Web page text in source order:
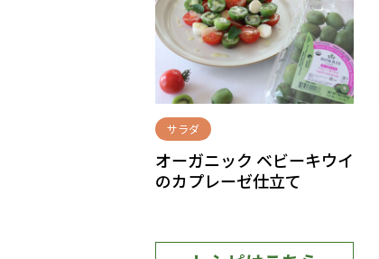
サラダ
オーガニック ベビーキウイ
のカプレーゼ仕立て